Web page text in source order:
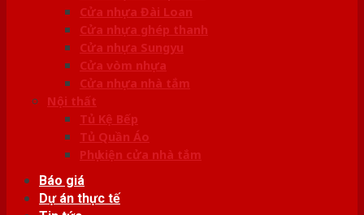
Cửa nhựa Đài Loan
Cửa nhựa ghép thanh
Cửa nhựa Sungyu
Cửa vòm nhựa
Cửa nhựa nhà tắm
Nội thất
Tủ Kệ Bếp
Tủ Quần Áo
Phụ kiện cửa nhà tắm
Báo giá
Dự án thực tế